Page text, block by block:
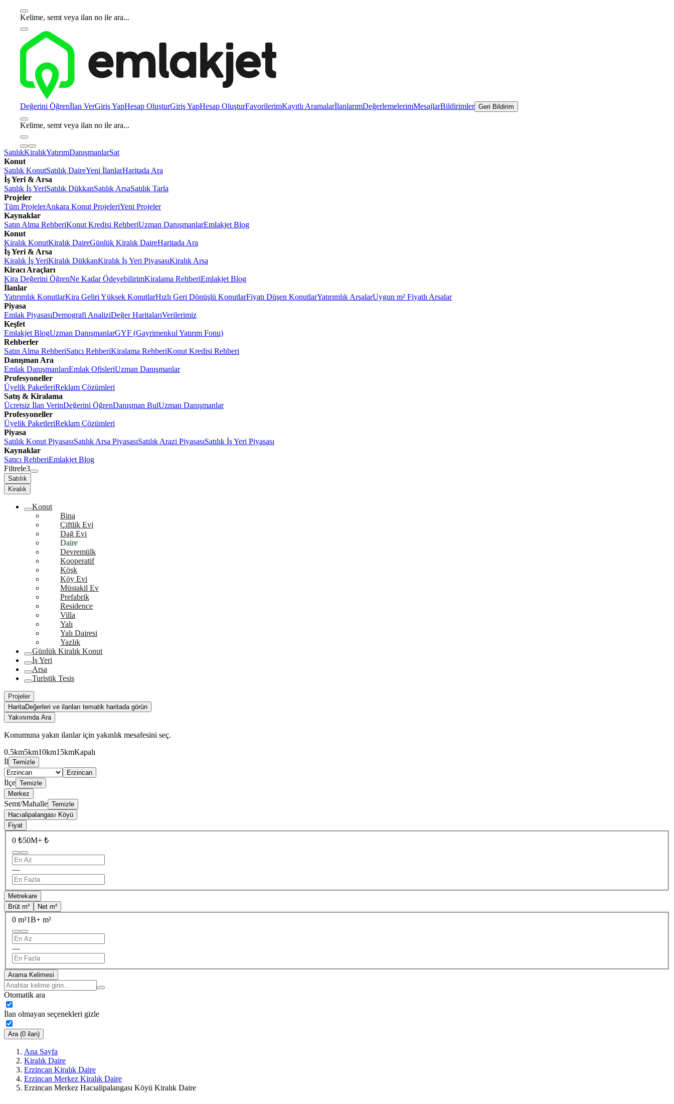
Kelime, semt veya ilan no ile ara...
Değerini Öğrenİlan VerGiriş YapHesap OluşturGiriş YapHesap OluşturFavorilerimKayıtlı AramalarİlanlarımDeğerlemelerimMesajlarBildirimler Geri Bildirim
Kelime, semt veya ilan no ile ara...
SatılıkKiralıkYatırımDanışmanlarSat
Konut
Satılık KonutSatılık DaireYeni İlanlarHaritada Ara
İş Yeri & Arsa
Satılık İş YeriSatılık DükkanSatılık ArsaSatılık Tarla
Projeler
Tüm ProjelerAnkara Konut ProjeleriYeni Projeler
Kaynaklar
Satın Alma RehberiKonut Kredisi RehberiUzman DanışmanlarEmlakjet Blog
Konut
Kiralık KonutKiralık DaireGünlük Kiralık DaireHaritada Ara
İş Yeri & Arsa
Kiralık İş YeriKiralık DükkanKiralık İş Yeri PiyasasıKiralık Arsa
Kiracı Araçları
Kira Değerini ÖğrenNe Kadar ÖdeyebilirimKiralama RehberiEmlakjet Blog
İlanlar
Yatırımlık KonutlarKira Geliri Yüksek KonutlarHızlı Geri Dönüşlü KonutlarFiyatı Düşen KonutlarYatırımlık ArsalarUygun m² Fiyatlı Arsalar
Piyasa
Emlak PiyasasıDemografi AnaliziDeğer HaritalarıVerilerimiz
Keşfet
Emlakjet BlogUzman DanışmanlarGYF (Gayrimenkul Yatırım Fonu)
Rehberler
Satın Alma RehberiSatıcı RehberiKiralama RehberiKonut Kredisi Rehberi
Danışman Ara
Emlak DanışmanlarıEmlak OfisleriUzman Danışmanlar
Profesyoneller
Üyelik PaketleriReklam Çözümleri
Satış & Kiralama
Ücretsiz İlan VerinDeğerini ÖğrenDanışman BulUzman Danışmanlar
Profesyoneller
Üyelik PaketleriReklam Çözümleri
Piyasa
Satılık Konut PiyasasıSatılık Arsa PiyasasıSatılık Arazi PiyasasıSatılık İş Yeri Piyasası
Kaynaklar
Satıcı RehberiEmlakjet Blog
Filtrele3
Satılık
Kiralık
Konut
Bina
Çiftlik Evi
Dağ Evi
Daire
Devremülk
Kooperatif
Köşk
Köy Evi
Müstakil Ev
Prefabrik
Residence
Villa
Yalı
Yalı Dairesi
Yazlık
Günlük Kiralık Konut
İş Yeri
Arsa
Turistik Tesis
Projeler
HaritaDeğerleri ve ilanları tematik haritada görün
Yakınımda Ara
Konumuna yakın ilanlar için yakınlık mesafesini seç.
0.5km5km10km15kmKapalı
İl Temizle
Erzincan
İlçe Temizle
Merkez
Semt/Mahalle Temizle
Hacıalipalangası Köyü
Fiyat
0 ₺50M+ ₺
—
Metrekare
Brüt m²
Net m²
0 m²1B+ m²
—
Arama Kelimesi
Otomatik ara
İlan olmayan seçenekleri gizle
Ara (0 ilan)
Ana Sayfa
Kiralık Daire
Erzincan Kiralık Daire
Erzincan Merkez Kiralık Daire
Erzincan Merkez Hacıalipalangası Köyü Kiralık Daire